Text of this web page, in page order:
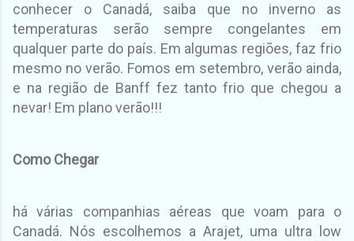
conhecer o Canadá, saiba que no inverno as
temperaturas serão sempre congelantes em
qualquer parte do país. Em algumas regiões, faz frio
mesmo no verão. Fomos em setembro, verão ainda,
e na região de Banff fez tanto frio que chegou a
nevar! Em plano verão!!!
Como Chegar
há várias companhias aéreas que voam para o
Canadá. Nós escolhemos a Arajet, uma ultra low